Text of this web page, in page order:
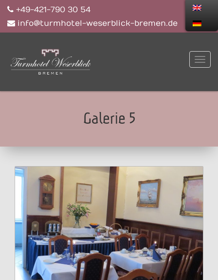
+49-421-790 30 54
info@turmhotel-weserblick-bremen.de
Galerie 5